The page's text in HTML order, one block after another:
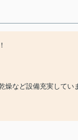
燥など設備充実してい